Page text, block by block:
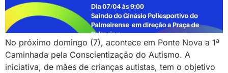
No próximo domingo (7), acontece em Ponte Nova a 1ª
Caminhada pela Conscientização do Autismo. A
iniciativa, de mães de crianças autistas, tem o objetivo